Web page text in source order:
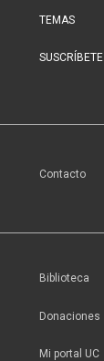
TEMAS
SUSCRÍBETE
Contacto
Biblioteca
Donaciones
Mi portal UC